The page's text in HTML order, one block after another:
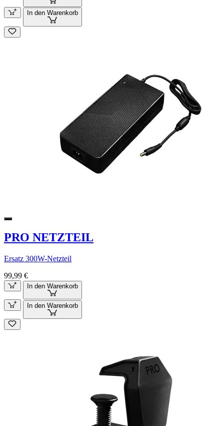
In den Warenkorb
PRO NETZTEIL
Ersatz 300W-Netzteil
99,99 €
In den Warenkorb
In den Warenkorb